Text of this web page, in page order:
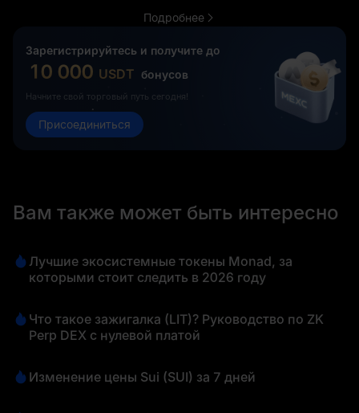
Подробнее
Зарегистрируйтесь и получите до
10 000 USDT бонусов
Начните свой торговый путь сегодня!
Присоединиться
Вам также может быть интересно
Лучшие экосистемные токены Monad, за
которыми стоит следить в 2026 году
Что такое зажигалка (LIT)? Руководство по ZK
Perp DEX с нулевой платой
Изменение цены Sui (SUI) за 7 дней